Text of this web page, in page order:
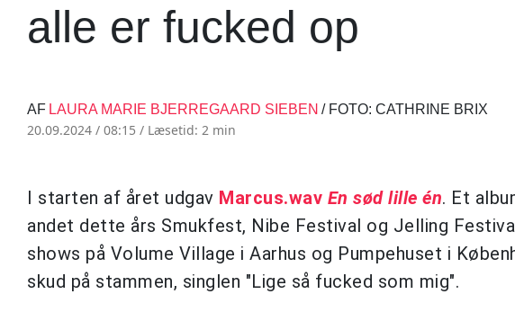
alle er fucked op
AF LAURA MARIE BJERREGAARD SIEBEN / FOTO: CATHRINE BRIX
20.09.2024 / 08:15 / Læsetid: 2 min
I starten af året udgav Marcus.wav En sød lille én. Et
andet dette års Smukfest, Nibe Festival og Jelling
shows på Volume Village i Aarhus og Pumpehuset i
skud på stammen, singlen "Lige så fucked som mig".